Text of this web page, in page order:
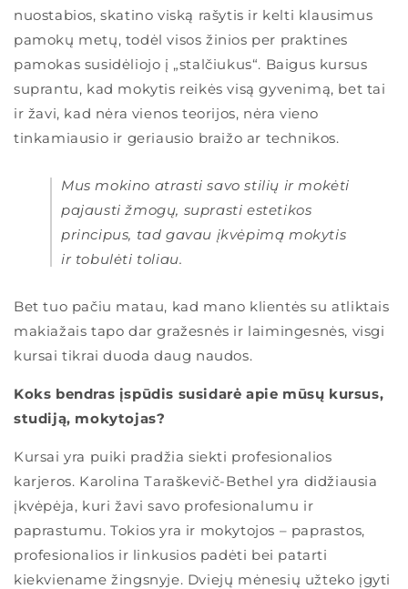
nuostabios, skatino viską rašytis ir kelti klausimus
pamokų metų, todėl visos žinios per praktines
pamokas susidėliojo į „stalčiukus“. Baigus kursus
suprantu, kad mokytis reikės visą gyvenimą, bet tai
ir žavi, kad nėra vienos teorijos, nėra vieno
tinkamiausio ir geriausio braižo ar technikos.
Mus mokino atrasti savo stilių ir mokėti
pajausti žmogų, suprasti estetikos
principus, tad gavau įkvėpimą mokytis
ir tobulėti toliau.
Bet tuo pačiu matau, kad mano klientės su atliktais
makiažais tapo dar gražesnės ir laimingesnės, visgi
kursai tikrai duoda daug naudos.
Koks bendras įspūdis susidarė apie mūsų kursus,
studiją, mokytojas?
Kursai yra puiki pradžia siekti profesionalios
karjeros. Karolina Taraškevič-Bethel yra didžiausia
įkvėpėja, kuri žavi savo profesionalumu ir
paprastumu. Tokios yra ir mokytojos – paprastos,
profesionalios ir linkusios padėti bei patarti
kiekviename žingsnyje. Dviejų mėnesių užteko įgyti